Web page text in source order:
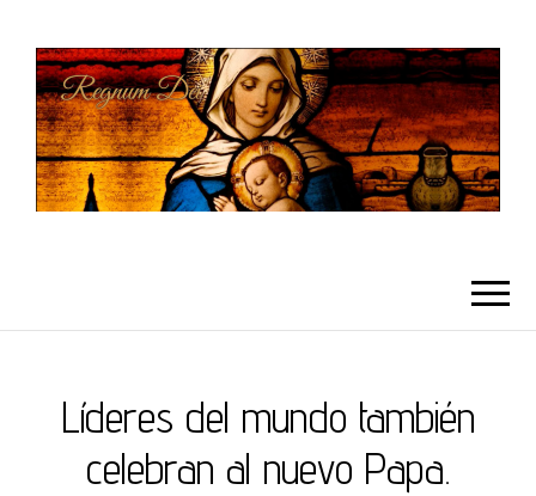
Líderes del mundo también
celebran al nuevo Papa.